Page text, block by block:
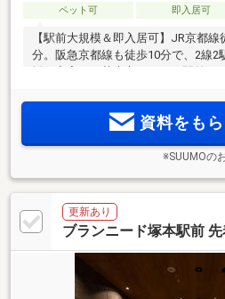
ペット可
即入居可
【駅前大規模＆即入居可】JR京都
分。阪急京都線も徒歩10分で、2線2
実の子育て環境と生活利便施設も身
資料をも
※SUUMOの
更新あり
ブランニード塚本駅前